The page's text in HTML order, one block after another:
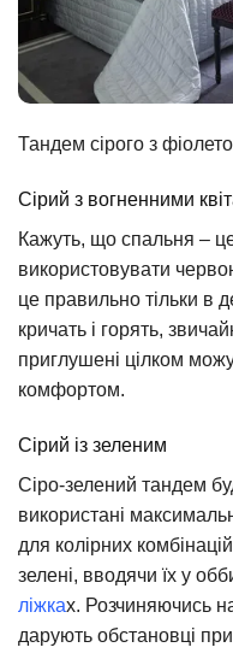
Тандем сірого з
Сірий з вогненними
Кажуть, що спальня –
використовувати
це правильно тільки в
кричать і горять,
приглушені цілком
комфортом.
Сірий із зеленим
Сіро-зелений тандем
використані
для колірних комбінацій
зелені, вводячи їх у
ліжках. Розчиняючись
дарують обстановці